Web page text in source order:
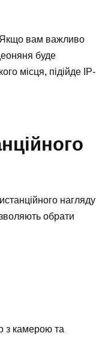
Якщо вам важливо
буде
місця, підійде IP-
нагляду
обрати
з камерою та